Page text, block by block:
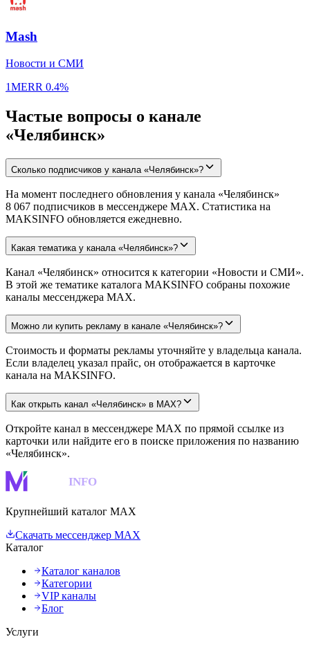
Mash
Новости и СМИ
1MERR 0.4%
Частые вопросы о канале
«Челябинск»
Сколько подписчиков у канала «Челябинск»?
На момент последнего обновления у канала «Челябинск»
8 067 подписчиков в мессенджере MAX. Статистика на
MAKSINFO обновляется ежедневно.
Какая тематика у канала «Челябинск»?
Канал «Челябинск» относится к категории «Новости и СМИ».
В этой же тематике каталога MAKSINFO собраны похожие
каналы мессенджера MAX.
Можно ли купить рекламу в канале «Челябинск»?
Стоимость и форматы рекламы уточняйте у владельца канала.
Если владелец указал прайс, он отображается в карточке
канала на MAKSINFO.
Как открыть канал «Челябинск» в MAX?
Откройте канал в мессенджере MAX по прямой ссылке из
карточки или найдите его в поиске приложения по названию
«Челябинск».
INFO
Крупнейший каталог MAX
Скачать мессенджер MAX
Каталог
Каталог каналов
Категории
VIP каналы
Блог
Услуги